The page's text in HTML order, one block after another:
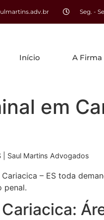
Seg. -
Início A Firma
em
| Saul Martins Advogados
– ES toda
penal.